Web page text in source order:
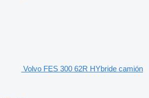
Volvo FES 300 62R HYbride camión